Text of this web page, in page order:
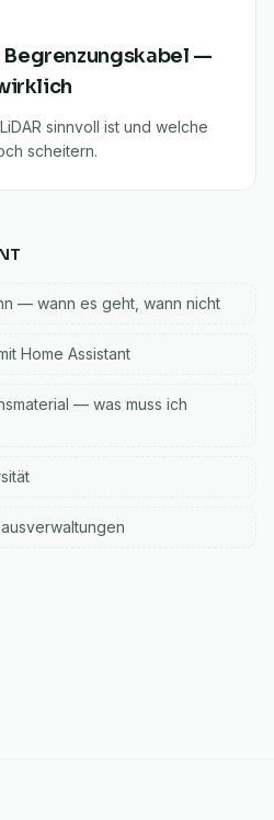
—
sinnvoll ist und welche
scheitern.
— wann es geht, wann nicht
Home Assistant
— was muss ich